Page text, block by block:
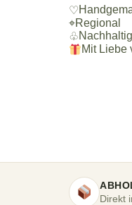
♡
⌖Regional
♧Nachhaltig
Mit Liebe
Direkt